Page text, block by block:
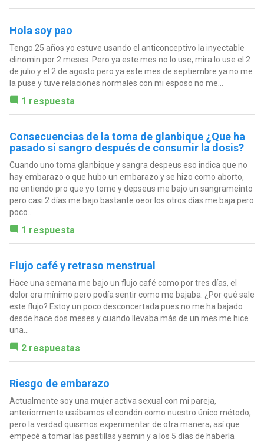
Hola soy pao
Tengo 25 años yo estuve usando el anticonceptivo la inyectable
clinomin por 2 meses. Pero ya este mes no lo use, mira lo use el 2
de julio y el 2 de agosto pero ya este mes de septiembre ya no me
la puse y tuve relaciones normales con mi esposo no me...
1 respuesta
Consecuencias de la toma de glanbique ¿Que ha
pasado si sangro después de consumir la dosis?
Cuando uno toma glanbique y sangra despeus eso indica que no
hay embarazo o que hubo un embarazo y se hizo como aborto,
no entiendo pro que yo tome y depseus me bajo un sangrameinto
pero casi 2 días me bajo bastante oeor los otros días me baja pero
poco..
1 respuesta
Flujo café y retraso menstrual
Hace una semana me bajo un flujo café como por tres días, el
dolor era mínimo pero podía sentir como me bajaba. ¿Por qué sale
este flujo? Estoy un poco desconcertada pues no me ha bajado
desde hace dos meses y cuando llevaba más de un mes me hice
una...
2 respuestas
Riesgo de embarazo
Actualmente soy una mujer activa sexual con mi pareja,
anteriormente usábamos el condón como nuestro único método,
pero la verdad quisimos experimentar de otra manera; así que
empecé a tomar las pastillas yasmin y a los 5 días de haberla